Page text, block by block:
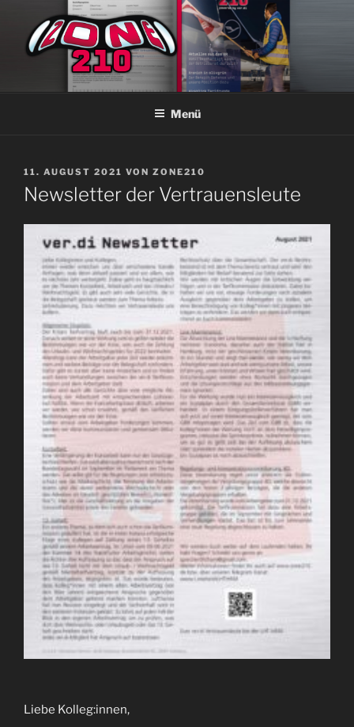
springen
ZONE210
Die ver.di Zeitschrift bei Lufthansa Technik Hamburg
Menü
VERÖFFENTLICHT
AM
11. AUGUST 2021 VON ZONE210
Newsletter der Vertrauensleute
Liebe Kolleg:innen,